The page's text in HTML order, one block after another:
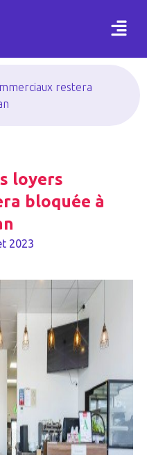
restera
loyers
bloquée à
2023